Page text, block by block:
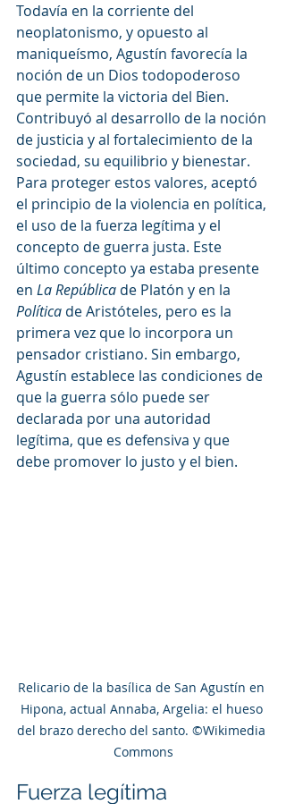
Todavía en la corriente del
neoplatonismo, y opuesto al
maniqueísmo, Agustín favorecía la
noción de un Dios todopoderoso
que permite la victoria del Bien.
Contribuyó al desarrollo de la noción
de justicia y al fortalecimiento de la
sociedad, su equilibrio y bienestar.
Para proteger estos valores, aceptó
el principio de la violencia en política,
el uso de la fuerza legítima y el
concepto de guerra justa. Este
último concepto ya estaba presente
en La República de Platón y en la
Política de Aristóteles, pero es la
primera vez que lo incorpora un
pensador cristiano. Sin embargo,
Agustín establece las condiciones de
que la guerra sólo puede ser
declarada por una autoridad
legítima, que es defensiva y que
debe promover lo justo y el bien.
Relicario de la basílica de San Agustín en
Hipona, actual Annaba, Argelia: el hueso
del brazo derecho del santo. ©Wikimedia
Commons
Fuerza legítima